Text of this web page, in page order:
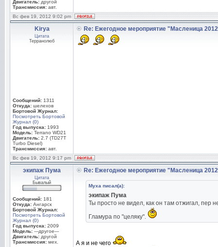
Двигатель: другой
Трансмиссия: авт.
Вс фев 19, 2012 9:02 pm
Kirya
Цитата
Терранолюб
Сообщений: 1311
Откуда: шелехов
Бортовой Журнал:
Посмотреть Бортовой
Журнал (0)
Год выпуска: 1993
Модель: Terrano WD21
Двигатель: 2.7 (TD27T
Turbo Diesel)
Трансмиссия: авт.
Re: Ежегодное мероприятие "Масленица
Вс фев 19, 2012 9:17 pm
экипаж Пума
Цитата
Бывалый
Сообщений: 181
Откуда: Ангарск
Бортовой Журнал:
Посмотреть Бортовой
Журнал (0)
Год выпуска: 2009
Модель: ---другое---
Двигатель: другой
Трансмиссия: мех.
Re: Ежегодное мероприятие "Масленица
Муха писал(а):
экипаж Пума
Ты просто не видел, как он там отжигал, пер
Гламура по "целяку".
А я и не чего